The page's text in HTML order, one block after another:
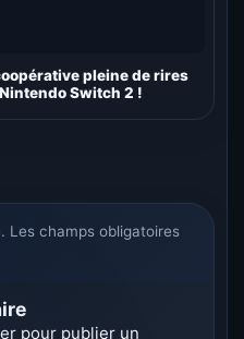
pleine de rires
Switch 2 !
Les champs obligatoires
pour publier un